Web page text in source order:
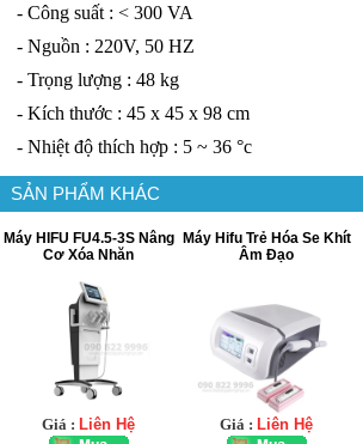
- Công suất : < 300 VA
- Nguồn : 220V, 50 HZ
- Trọng lượng : 48 kg
- Kích thước : 45 x 45 x 98 cm
- Nhiệt độ thích hợp : 5 ~ 36 °c
SẢN PHẨM KHÁC
Máy HIFU FU4.5-3S Nâng
Cơ Xóa Nhăn
Giá :Liên Hệ
Máy Hifu Trẻ Hóa Se Khít
Âm Đạo
Giá :Liên Hệ